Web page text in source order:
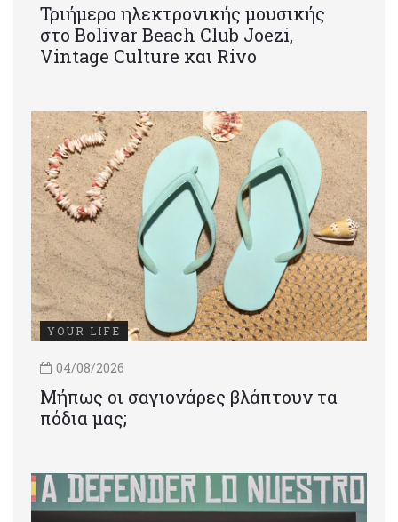
Τριήμερο ηλεκτρονικής μουσικής
στο Bolivar Beach Club Joezi,
Vintage Culture και Rivo
YOUR LIFE
04/08/2026
Μήπως οι σαγιονάρες βλάπτουν τα
πόδια μας;